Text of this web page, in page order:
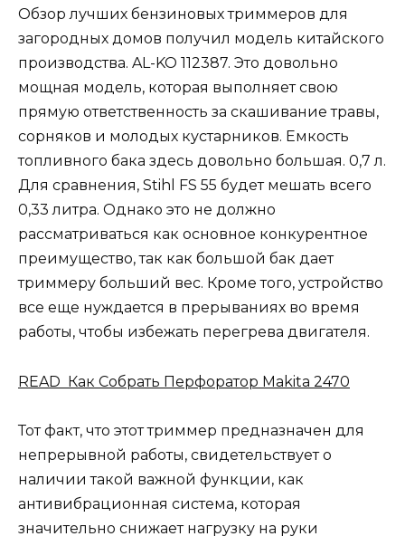
Обзор лучших бензиновых триммеров для
загородных домов получил модель китайского
производства. AL-KO 112387. Это довольно
мощная модель, которая выполняет свою
прямую ответственность за скашивание травы,
сорняков и молодых кустарников. Емкость
топливного бака здесь довольно большая. 0,7 л.
Для сравнения, Stihl FS 55 будет мешать всего
0,33 литра. Однако это не должно
рассматриваться как основное конкурентное
преимущество, так как большой бак дает
триммеру больший вес. Кроме того, устройство
все еще нуждается в прерываниях во время
работы, чтобы избежать перегрева двигателя.
READ Как Собрать Перфоратор Makita 2470
Тот факт, что этот триммер предназначен для
непрерывной работы, свидетельствует о
наличии такой важной функции, как
антивибрационная система, которая
значительно снижает нагрузку на руки